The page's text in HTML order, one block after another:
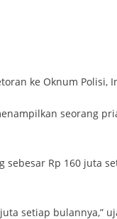
ke Oknum Polisi,
seorang
Rp 160 juta
setiap bulannya,”